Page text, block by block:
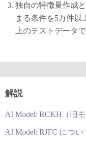
独自の特徴量作成
まる条件を5万件以
上のテストデータ
解説
AI Model: RCKH（旧
AI Model: RJFC につい